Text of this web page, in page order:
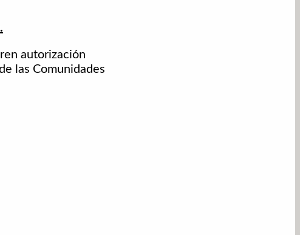
autorización
las Comunidades